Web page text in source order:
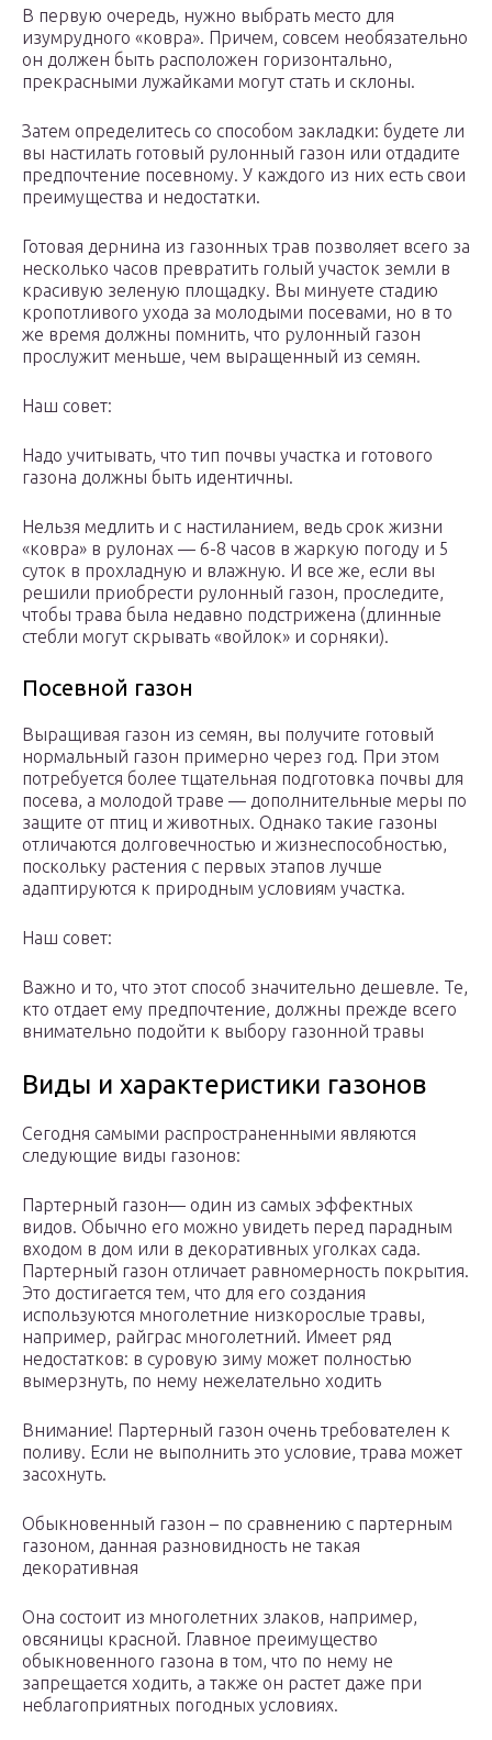
В первую очередь, нужно выбрать место для
изумрудного «ковра». Причем, совсем необязательно
он должен быть расположен горизонтально,
прекрасными лужайками могут стать и склоны.
Затем определитесь со способом закладки: будете ли
вы настилать готовый рулонный газон или отдадите
предпочтение посевному. У каждого из них есть свои
преимущества и недостатки.
Готовая дернина из газонных трав позволяет всего за
несколько часов превратить голый участок земли в
красивую зеленую площадку. Вы минуете стадию
кропотливого ухода за молодыми посевами, но в то
же время должны помнить, что рулонный газон
прослужит меньше, чем выращенный из семян.
Наш совет:
Надо учитывать, что тип почвы участка и готового
газона должны быть идентичны.
Нельзя медлить и с настиланием, ведь срок жизни
«ковра» в рулонах — 6-8 часов в жаркую погоду и 5
суток в прохладную и влажную. И все же, если вы
решили приобрести рулонный газон, проследите,
чтобы трава была недавно подстрижена (длинные
стебли могут скрывать «войлок» и сорняки).
Посевной газон
Выращивая газон из семян, вы получите готовый
нормальный газон примерно через год. При этом
потребуется более тщательная подготовка почвы для
посева, а молодой траве — дополнительные меры по
защите от птиц и животных. Однако такие газоны
отличаются долговечностью и жизнеспособностью,
поскольку растения с первых этапов лучше
адаптируются к природным условиям участка.
Наш совет:
Важно и то, что этот способ значительно дешевле. Те,
кто отдает ему предпочтение, должны прежде всего
внимательно подойти к выбору газонной травы
Виды и характеристики газонов
Сегодня самыми распространенными являются
следующие виды газонов:
Партерный газон— один из самых эффектных
видов. Обычно его можно увидеть перед парадным
входом в дом или в декоративных уголках сада.
Партерный газон отличает равномерность покрытия.
Это достигается тем, что для его создания
используются многолетние низкорослые травы,
например, райграс многолетний. Имеет ряд
недостатков: в суровую зиму может полностью
вымерзнуть, по нему нежелательно ходить
Внимание! Партерный газон очень требователен к
поливу. Если не выполнить это условие, трава может
засохнуть.
Обыкновенный газон – по сравнению с партерным
газоном, данная разновидность не такая
декоративная
Она состоит из многолетних злаков, например,
овсяницы красной. Главное преимущество
обыкновенного газона в том, что по нему не
запрещается ходить, а также он растет даже при
неблагоприятных погодных условиях.